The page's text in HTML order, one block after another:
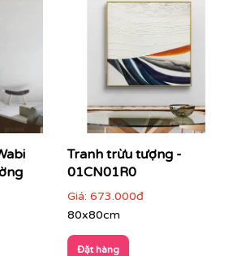
LƯỢNG TRANH PRINTEK
tranh Indochine được sản xuất với
Tranh trừu tượng -
01CN01R0
Giá: 673.000đ
80x80cm
Đặt hàng